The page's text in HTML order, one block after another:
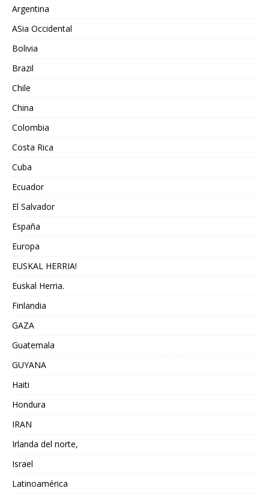
Argentina
ASia Occidental
Bolivia
Brazil
Chile
China
Colombia
Costa Rica
Cuba
Ecuador
El Salvador
España
Europa
EUSKAL HERRIA!
Euskal Herria.
Finlandia
GAZA
Guatemala
GUYANA
Haiti
Hondura
IRAN
Irlanda del norte,
Israel
Latinoamérica